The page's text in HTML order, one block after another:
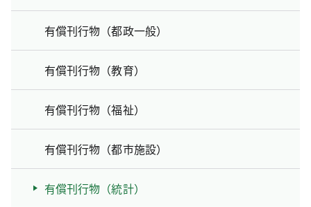
有償刊行物（都政一般）
有償刊行物（教育）
有償刊行物（福祉）
有償刊行物（都市施設）
有償刊行物（統計）